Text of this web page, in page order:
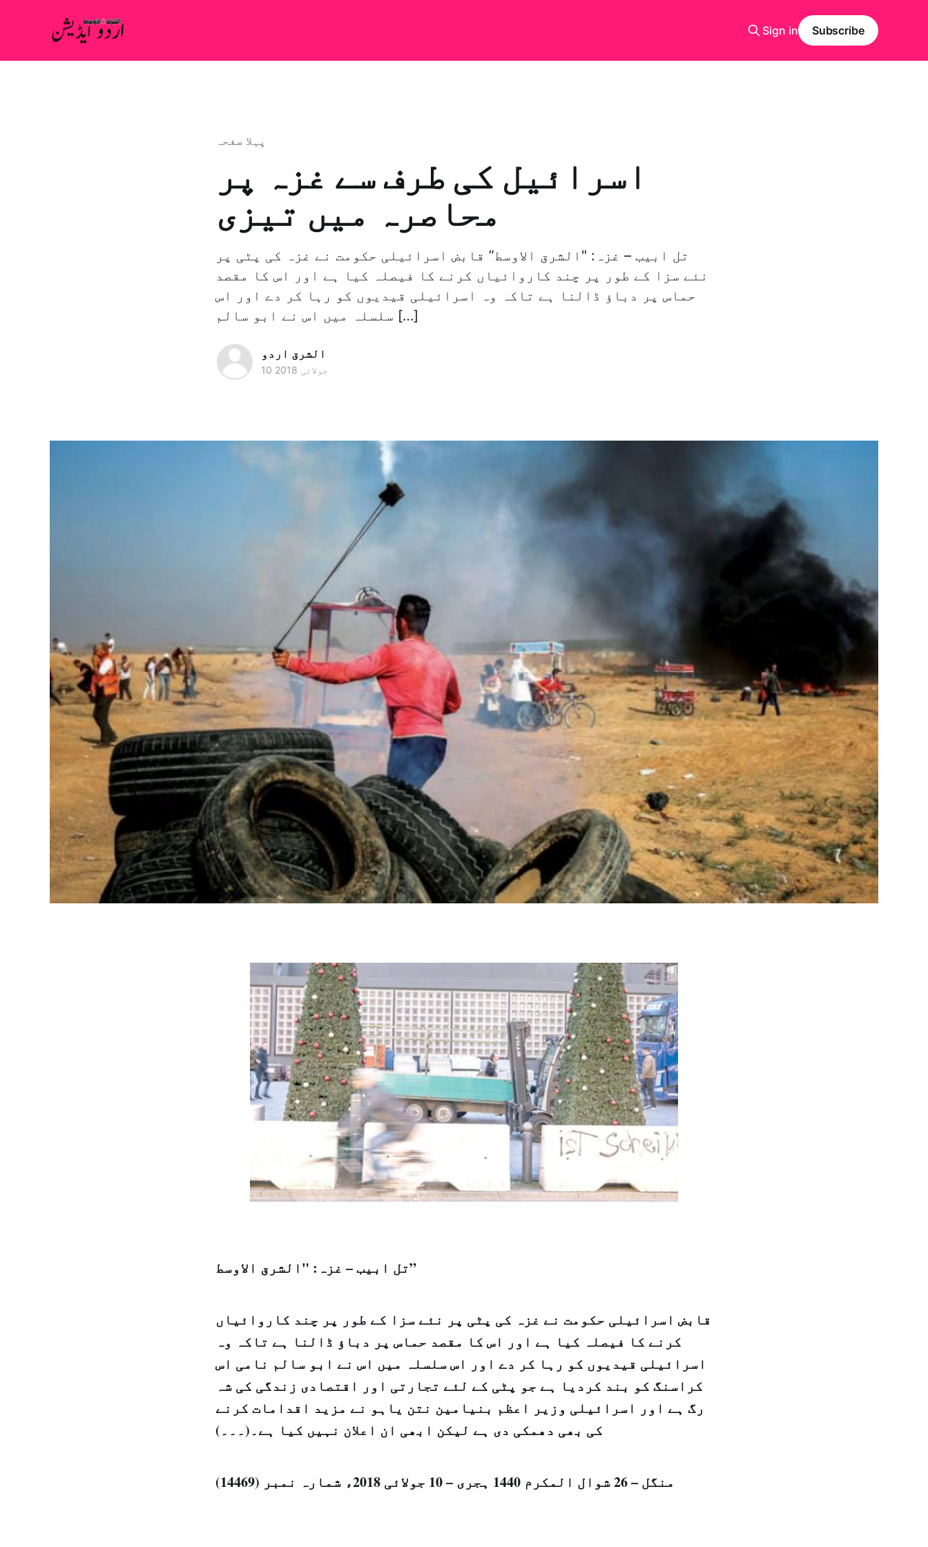
Sign in Subscribe
پہلا صفحہ
اسرائیل کی طرف سے غزہ پر
محاصرہ میں تیزی
تل ابيب – غزہ: "الشرق الاوسط” قابض اسرائیلی حکومت نے غزہ کی پٹی پر
نئے سزا کے طور پر چند کاروائیاں کرنے کا فیصلہ کیا ہے اور اس کا مقصد
حماس پر دباؤ ڈالنا ہے تاکہ وہ اسرائیلی قیدیوں کو رہا کر دے اور اس
سلسلہ میں اس نے ابو سالم […]
الشرق اردو
10 جولائی 2018
تل ابيب – غزہ: "الشرق الاوسط”
قابض اسرائیلی حکومت نے غزہ کی پٹی پر نئے سزا کے طور پر چند کاروائیاں
کرنے کا فیصلہ کیا ہے اور اس کا مقصد حماس پر دباؤ ڈالنا ہے تاکہ وہ
اسرائیلی قیدیوں کو رہا کر دے اور اس سلسلہ میں اس نے ابو سالم نامی اس
کراسنگ کو بند کردیا ہے جو پٹی کے لئے تجارتی اور اقتصادی زندگی کی شہ
رگ ہے اور اسرائیلی وزیر اعظم بنیامین نتن یاہو نے مزید اقدامات کرنے
کی بھی دھمکی دی ہے لیکن ابھی ان اعلان نہیں کیا ہے۔(۔۔۔)
منگل – 26 شوال المکرم 1440 ہجری – 10 جولائی 2018ء شمارہ نمبر (14469)